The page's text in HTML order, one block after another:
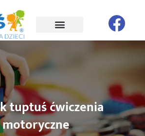
tuptuś ćwiczenia
motoryczne